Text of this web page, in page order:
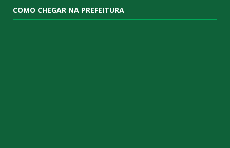
COMO CHEGAR NA PREFEITURA